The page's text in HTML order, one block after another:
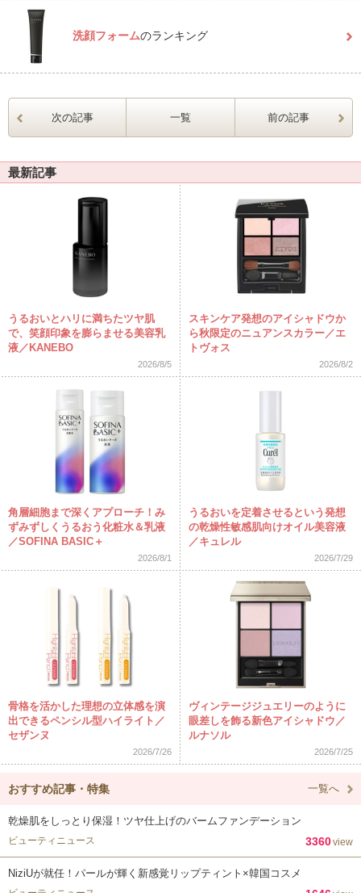
洗顔フォームのランキング
次の記事 一覧 前の記事
最新記事
うるおいとハリに満ちたツヤ肌
で、笑顔印象を膨らませる美容乳
液／KANEBO
2026/8/5
スキンケア発想のアイシャドウか
ら秋限定のニュアンスカラー／エ
トヴォス
2026/8/2
角層細胞まで深くアプローチ！み
ずみずしくうるおう化粧水＆乳液
／SOFINA BASIC＋
2026/8/1
うるおいを定着させるという発想
の乾燥性敏感肌向けオイル美容液
／キュレル
2026/7/29
骨格を活かした理想の立体感を演
出できるペンシル型ハイライト／
セザンヌ
2026/7/26
ヴィンテージジュエリーのように
眼差しを飾る新色アイシャドウ／
ルナソル
2026/7/25
おすすめ記事・特集 一覧へ
乾燥肌をしっとり保湿！ツヤ仕上げのバームファンデーション
ビューティニュース 3360view
NiziUが就任！パールが輝く新感覚リップティント×韓国コスメ